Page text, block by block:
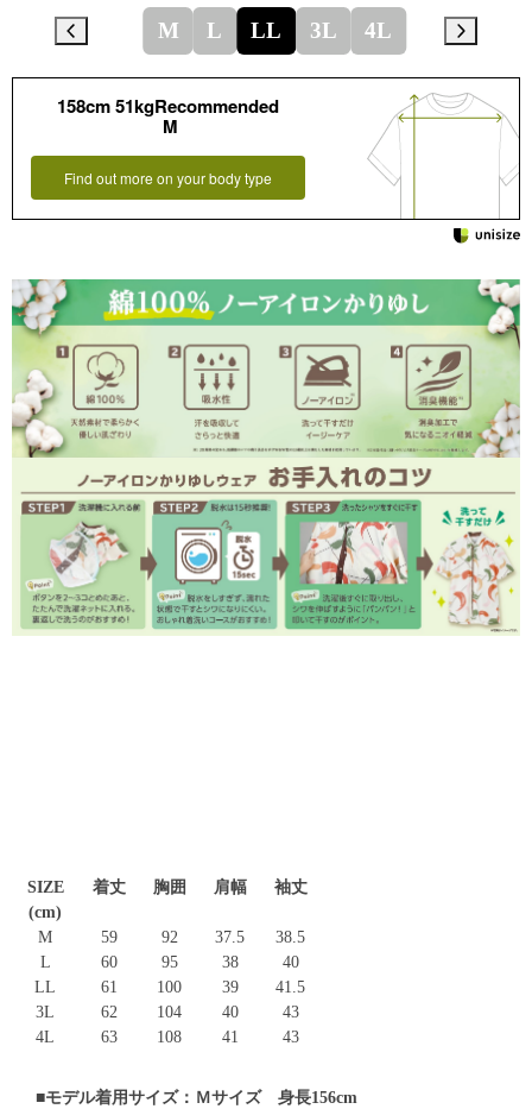
M L LL 3L 4L
158cm 51kgRecommended
M
Find out more on your body type
SIZE
(cm)
着丈 胸囲 肩幅 袖丈
M 59 92 37.5
38.5
L
60 95 38
40
LL
61 100 39
41.5
3L
62 104 40
43
4L
63 108 41 43
■モデル着用サイズ：Ｍサイズ 身長156cm